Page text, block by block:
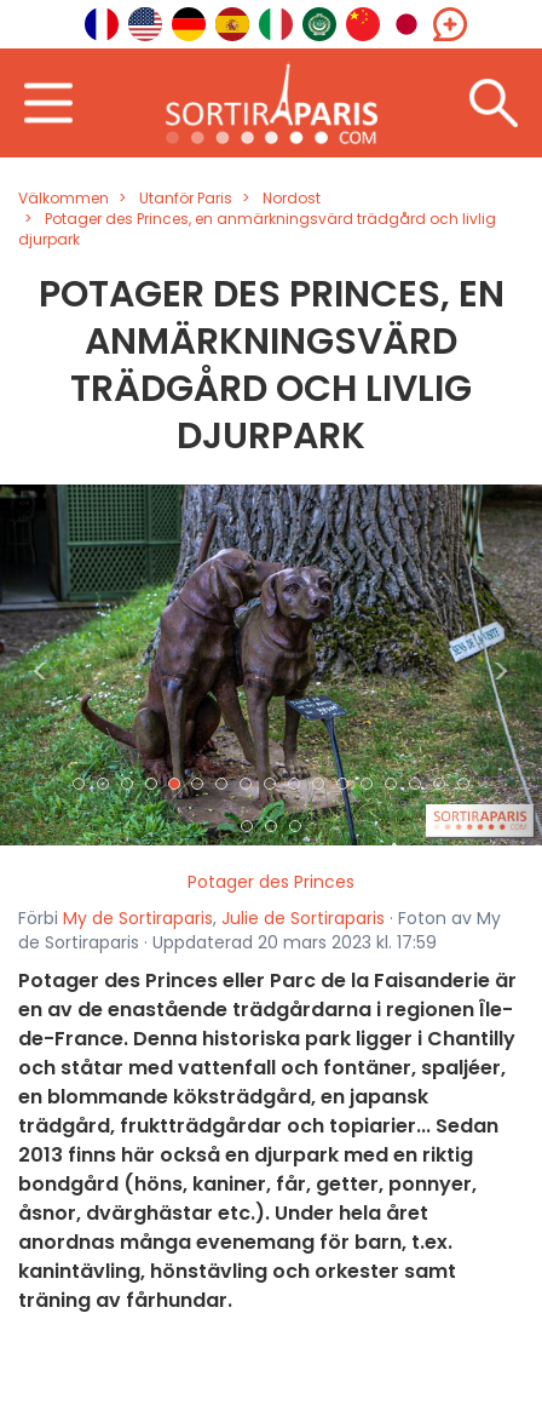
Välkommen Utanför Paris
Nordost
Potager des Princes, en anmärkningsvärd trädgård och livlig
djurpark
POTAGER DES PRINCES, EN
ANMÄRKNINGSVÄRD
TRÄDGÅRD OCH LIVLIG
DJURPARK
< >
Potager des Princes
Förbi My de Sortiraparis, Julie de Sortiraparis · Foton av My
de Sortiraparis · Uppdaterad 20 mars 2023 kl. 17:59
Potager des Princes eller Parc de la Faisanderie är
en av de enastående trädgårdarna i regionen Île-
de-France. Denna historiska park ligger i Chantilly
och ståtar med vattenfall och fontäner, spaljéer,
en blommande köksträdgård, en japansk
trädgård, fruktträdgårdar och topiarier... Sedan
2013 finns här också en djurpark med en riktig
bondgård (höns, kaniner, får, getter, ponnyer,
åsnor, dvärghästar etc.). Under hela året
anordnas många evenemang för barn, t.ex.
kanintävling, hönstävling och orkester samt
träning av fårhundar.